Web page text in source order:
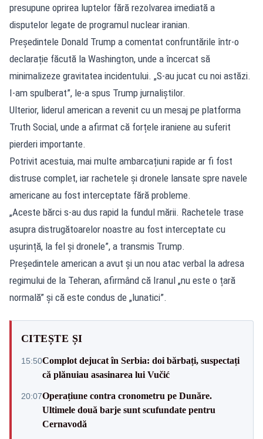
presupune oprirea luptelor fără rezolvarea imediată a
disputelor legate de programul nuclear iranian.
Președintele Donald Trump a comentat confruntările într-o
declarație făcută la Washington, unde a încercat să
minimalizeze gravitatea incidentului. „S-au jucat cu noi astăzi.
I-am spulberat”, le-a spus Trump jurnaliștilor.
Ulterior, liderul american a revenit cu un mesaj pe platforma
Truth Social, unde a afirmat că forțele iraniene au suferit
pierderi importante.
Potrivit acestuia, mai multe ambarcațiuni rapide ar fi fost
distruse complet, iar rachetele și dronele lansate spre navele
americane au fost interceptate fără probleme.
„Aceste bărci s-au dus rapid la fundul mării. Rachetele trase
asupra distrugătoarelor noastre au fost interceptate cu
ușurință, la fel și dronele”, a transmis Trump.
Președintele american a avut și un nou atac verbal la adresa
regimului de la Teheran, afirmând că Iranul „nu este o țară
normală” și că este condus de „lunatici”.
CITEȘTE ȘI
15:50Complot dejucat în Serbia: doi bărbați, suspectați
că plănuiau asasinarea lui Vučić
20:07Operațiune contra cronometru pe Dunăre.
Ultimele două barje sunt scufundate pentru
Cernavodă